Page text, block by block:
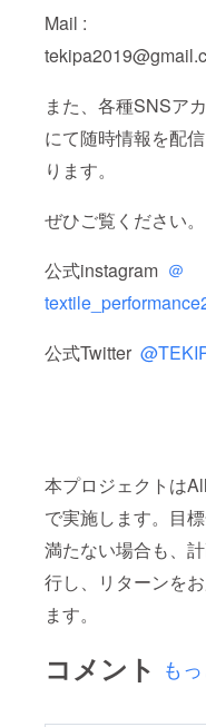
Mail :
また、各種SNSア
にて随時情報を配
ります。
ぜひご覧ください。
公式instagram ＠
公式Twitter
本プロジェクトは
で実施します。目
満たない場合も、
行し、リターンを
ます。
コメント も